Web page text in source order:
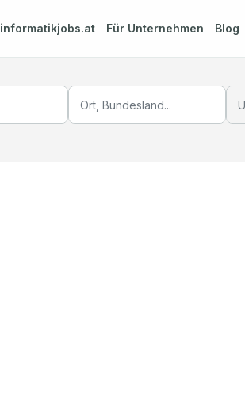
informatikjobs.at Für Unternehmen Blog